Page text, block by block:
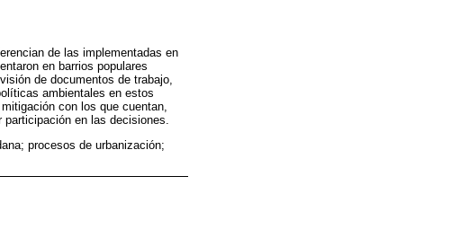
de las implementadas en
en barrios populares
de documentos de trabajo,
ambientales en estos
con los que cuentan,
en las decisiones.
procesos de urbanización;